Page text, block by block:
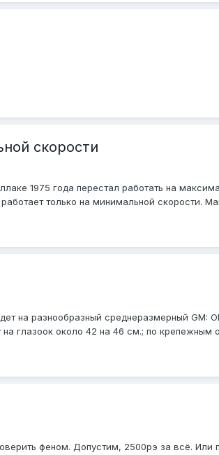
скорости
1975 года перестал работать на
только на минимальной скорости.
на разнообразный среднеразмерный GM:
глазоок около 42 на 46 см.; по крепежным
феном. Допустим, 2500рэ за всё. Или